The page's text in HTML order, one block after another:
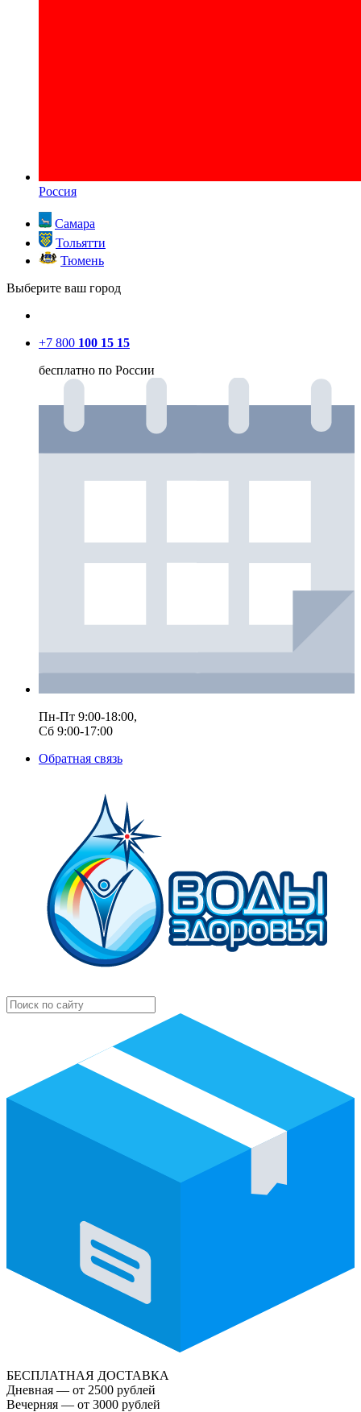
Россия
Самара
Тольятти
Тюмень
Выберите ваш город
+7 800 100 15 15
бесплатно по России
Пн-Пт 9:00-18:00,
Сб 9:00-17:00
Обратная связь
БЕСПЛАТНАЯ ДОСТАВКА
Дневная — от 2500 рублей
Вечерняя — от 3000 рублей